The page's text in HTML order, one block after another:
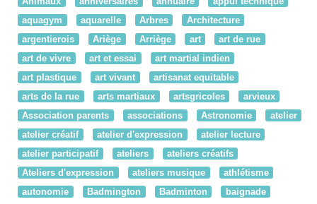
aquagym
aquarelle Arbres
Architecture
argentierois
Ariège Arriège art
art de rue
art de vivre
art et essai
art martial indien
art plastique
art vivant
artisanat equitable
arts de la rue
arts martiaux artsgricoles
arvieux
Association parents
associations Astronomie
atelier
atelier créatif
atelier d'expression
atelier lecture
atelier participatif
ateliers
ateliers créatifs
Ateliers d'expression
ateliers musique
athlétisme
autonomie
Badmington Badminton
baignade